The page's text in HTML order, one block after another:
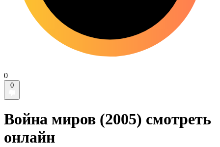
0
0
Война миров (2005) смотреть
онлайн